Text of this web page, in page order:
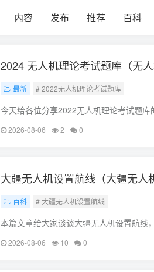
内容 发布 推荐 百科
2024 无人机理论考试题库（无
最新 # 2022无人机理论考试题库
今天给各位分享2022无人机理论考试题
年无人机驾驶证分
2026-08-06 2 0
大疆无人机设置航线（大疆无人
百科 # 大疆无人机设置航线
本篇文章给大家谈谈大疆无人机设置航线
页面十字线怎么去除
2026-08-06 10 0